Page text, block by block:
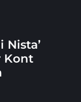
Nista’
Kont